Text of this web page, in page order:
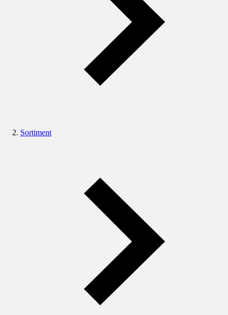
Sortiment